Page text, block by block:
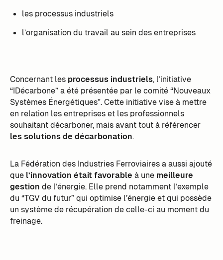
les processus industriels
l’organisation du travail au sein des entreprises
Concernant les processus industriels, l’initiative
“IDécarbone” a été présentée par le comité “Nouveaux
Systèmes Énergétiques”. Cette initiative vise à mettre
en relation les entreprises et les professionnels
souhaitant décarboner, mais avant tout à référencer
les solutions de décarbonation.
La Fédération des Industries Ferroviaires a aussi ajouté
que l’innovation était favorable à une meilleure
gestion de l’énergie. Elle prend notamment l’exemple
du “TGV du futur” qui optimise l’énergie et qui possède
un système de récupération de celle-ci au moment du
freinage.